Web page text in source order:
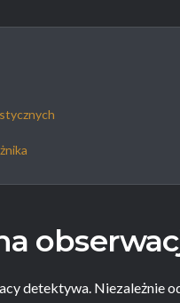
detektywa. Niezależnie